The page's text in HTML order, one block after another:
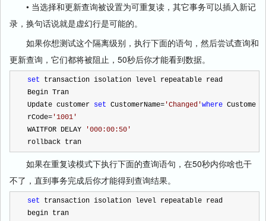
• 当选择和更新查询被设置为可重复读，其它事务可以插入新记
录，换句话说就是虚幻行是可能的。
如果你想测试这个隔离级别，执行下面的语句，然后尝试查询和
更新查询，它们都将被阻止，50秒后你才能看到数据。
set transaction isolation level repeatable read
Begin Tran
Update customer set CustomerName= 'Changed 'where Custome
rCode= '1001 '
WAITFOR DELAY
'000:00:50 '
rollback tran
如果在重复读模式下执行下面的查询语句，在50秒内你啥也干
不了，直到事务完成后你才能得到查询结果。
set transaction isolation level repeatable read
begin tran